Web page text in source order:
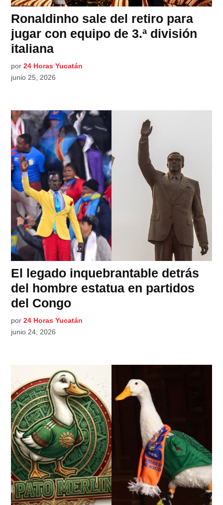
Ronaldinho sale del retiro para
jugar con equipo de 3.ª división
italiana
por 24 Horas Yucatán
junio 25, 2026
El legado inquebrantable detrás
del hombre estatua en partidos
del Congo
por 24 Horas Yucatán
junio 24, 2026